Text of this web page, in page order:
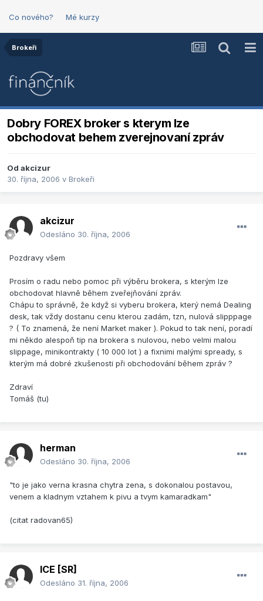
Co nového? Mé kurzy
Brokeři
Dobry FOREX broker s kterym lze
obchodovat behem zverejnovaní zpráv
Od akcizur
30. října, 2006 v Brokeři
akcizur
Odesláno 30. října, 2006
Pozdravy všem
Prosím o radu nebo pomoc při výběru brokera, s kterým lze
obchodovat hlavně během zveřejňování zpráv.
Chápu to správně, že když si vyberu brokera, který nemá Dealing
desk, tak vždy dostanu cenu kterou zadám, tzn, nulová slipppage
? ( To znamená, že není Market maker ). Pokud to tak není, poradí
mi někdo alespoň tip na brokera s nulovou, nebo velmi malou
slippage, minikontrakty ( 10 000 lot ) a fixnimi malými spready, s
kterým má dobré zkušenosti při obchodování během zpráv ?
Zdraví
Tomáš (tu)
herman
Odesláno 30. října, 2006
"to je jako verna krasna chytra zena, s dokonalou postavou,
venem a kladnym vztahem k pivu a tvym kamaradkam"
(citat radovan65)
ICE [SR]
Odesláno 31. října, 2006